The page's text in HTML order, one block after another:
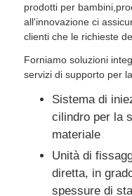
modanatura liquido
prodotti per
all'innovazione ci
clienti che le richieste
Forniamo soluzioni
servizi di supporto per
Sistema di
cilindro per la
materiale
Unità di
diretta, in
spessure di